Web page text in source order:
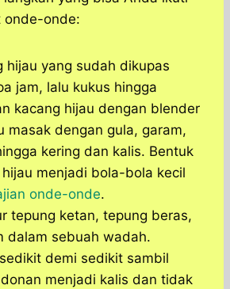
onde-onde:
hijau yang sudah dikupas
jam, lalu kukus hingga
kacang hijau dengan blender
masak dengan gula, garam,
kering dan kalis. Bentuk
menjadi bola-bola kecil
onde-onde.
tepung ketan, tepung beras,
dalam sebuah wadah.
demi sedikit sambil
menjadi kalis dan tidak